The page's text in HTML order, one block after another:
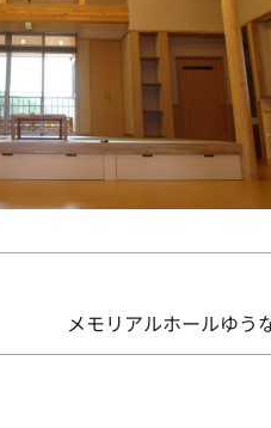
メモリアルホールゆう